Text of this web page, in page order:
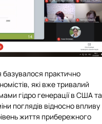
практично
які вже тривалий
гідро генерації в США та
поглядів відносно впливу
життя прибережного